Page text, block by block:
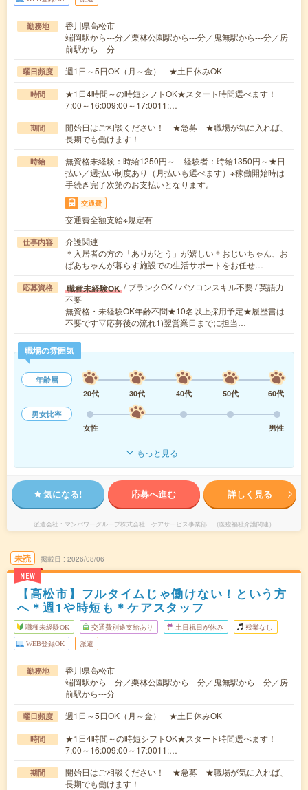
勤務地
香川県高松市
端岡駅から---分／栗林公園駅から---分／鬼無駅から---分／房
前駅から---分
曜日頻度 週1日～5日OK（月～金） ★土日休みOK
時間
★1日4時間～の時短シフトOK★スタート時間選べます！
7:00～16:009:00～17:0011:…
期間
開始日はご相談ください！ ★急募 ★職場が気に入れば、
長期でも働けます！
時給
無資格未経験：時給1250円～ 経験者：時給1350円～★日
払い／週払い制度あり（月払いも選べます）※稼働開始時は
手続き完了次第のお支払いとなります。
交通費
交通費全額支給※規定有
仕事内容
介護関連
＊入居者の方の「ありがとう」が嬉しい＊おじいちゃん、お
ばあちゃんが暮らす施設での生活サポートをお任せ…
応募資格 職種未経験OK / ブランクOK / パソコンスキル不要 / 英語力
不要
無資格・未経験OK年齢不問★10名以上採用予定★履歴書は
不要です▽応募後の流れ1)翌営業日までに担当…
職場の雰囲気
年齢層
20代
30代 40代 50代
60代
男女比率
女性
男性
もっと見る
気になる! 応募へ進む 詳しく見る
派遣会社 マンパワーグループ株式会社 ケアサービス事業部 （医療福祉介護関連）
未読
NEW
掲載日 2026/08/06
【高松市】フルタイムじゃ働けない！という方
へ＊週1や時短も＊ケアスタッフ
職種未経験OK 交通費別途支給あり 土日祝日が休み 残業なし
WEB登録OK 派遣
勤務地
香川県高松市
端岡駅から---分／栗林公園駅から---分／鬼無駅から---分／房
前駅から---分
曜日頻度 週1日～5日OK（月～金） ★土日休みOK
時間
★1日4時間～の時短シフトOK★スタート時間選べます！
7:00～16:009:00～17:0011:…
期間
開始日はご相談ください！ ★急募 ★職場が気に入れば、
長期でも働けます！